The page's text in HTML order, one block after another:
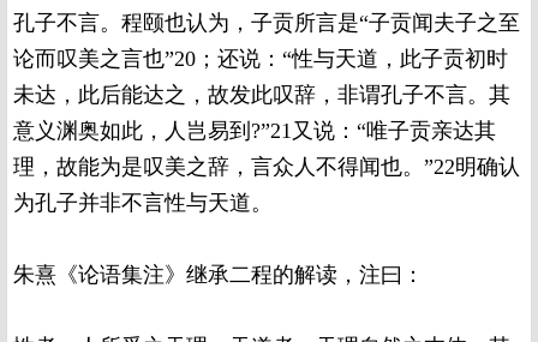
孔子不言。程颐也认为，子贡所言是“子贡闻夫子之至
论而叹美之言也”20；还说：“性与天道，此子贡初时
未达，此后能达之，故发此叹辞，非谓孔子不言。其
意义渊奥如此，人岂易到?”21又说：“唯子贡亲达其
理，故能为是叹美之辞，言众人不得闻也。”22明确认
为孔子并非不言性与天道。
朱熹《论语集注》继承二程的解读，注曰：